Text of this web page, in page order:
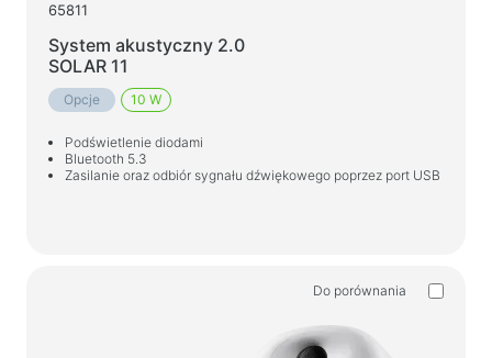
65811
System akustyczny 2.0
SOLAR 11
Opcje 10 W
Podświetlenie diodami
Bluetooth 5.3
Zasilanie oraz odbiór sygnału dźwiękowego poprzez port USB
Do porównania